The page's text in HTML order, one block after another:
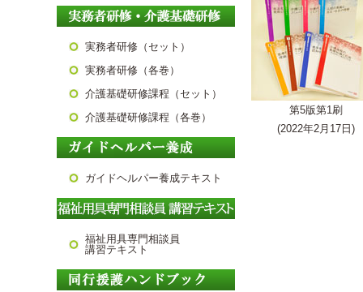
実務者研修（セット）
実務者研修（各巻）
介護基礎研修課程（セット）
介護基礎研修課程（各巻）
ガイドヘルパー養成テキスト
福祉用具専門相談員
講習テキスト
第5版第1刷
(2022年2月17日)